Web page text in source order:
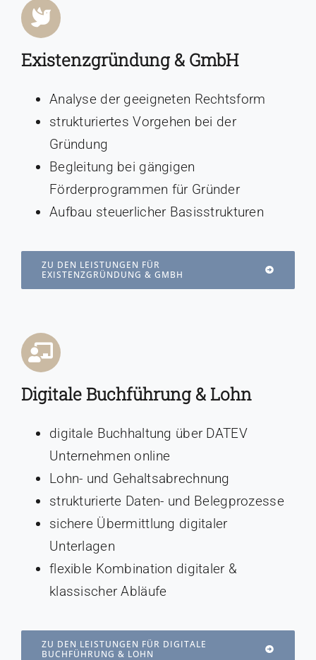
Existenzgründung & GmbH
Analyse der geeigneten Rechtsform
strukturiertes Vorgehen bei der
Gründung
Begleitung bei gängigen
Förderprogrammen für Gründer
Aufbau steuerlicher Basisstrukturen
ZU DEN LEISTUNGEN FÜR
EXISTENZGRÜNDUNG & GMBH
Digitale Buchführung & Lohn
digitale Buchhaltung über DATEV
Unternehmen online
Lohn- und Gehaltsabrechnung
strukturierte Daten- und Belegprozesse
sichere Übermittlung digitaler
Unterlagen
flexible Kombination digitaler &
klassischer Abläufe
ZU DEN LEISTUNGEN FÜR DIGITALE
BUCHFÜHRUNG & LOHN